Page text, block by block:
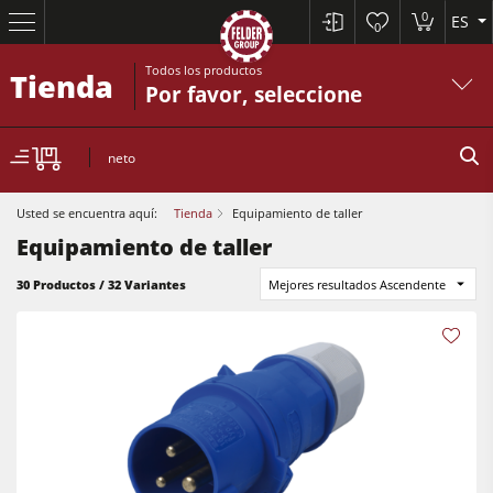
0
0 ES
Cepilladoras-regruesadoras
Escuadradoras-tupís
Sierras circulares y escuadradoras
Cepilladoras-regruesadoras
Tienda Todos los productos
Por favor, seleccione
neto
Usted se encuentra aquí: Tienda Equipamiento de taller
Equipamiento de taller
30 Productos / 32 Variantes Mejores resultados Ascendente